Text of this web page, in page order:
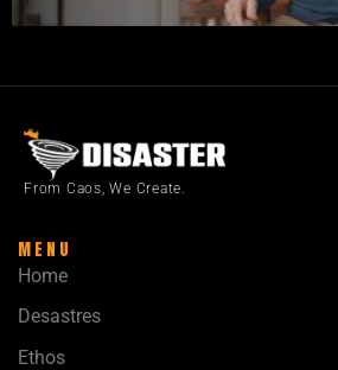
From Caos, We Create.
MENU
Home
Desastres
Ethos